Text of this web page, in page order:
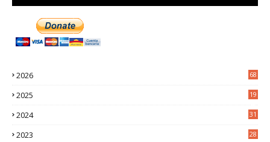
2026 68
2025
19
2024
31
2023
28